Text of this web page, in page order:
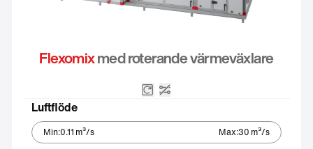
Flexomixmed roterande värmeväxlare
Luftflöde
Min:0.11 m³/s Max:30 m³/s